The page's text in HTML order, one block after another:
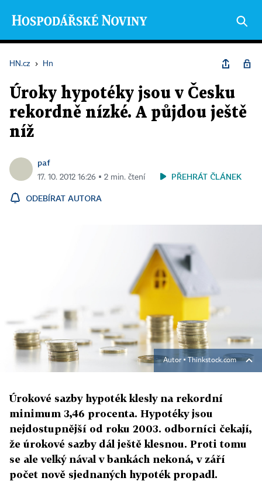
HN.cz › Hn
Úroky hypotéky jsou v Česku
rekordně nízké. A půjdou ještě
níž
paf
17. 10. 2012 16:26 ▪ 2 min. čtení PŘEHRÁT ČLÁNEK
ODEBÍRAT AUTORA
Autor ▪ Thinkstock.com
Úrokové sazby hypoték klesly na rekordní
minimum 3,46 procenta. Hypotéky jsou
nejdostupnější od roku 2003. odborníci čekají,
že úrokové sazby dál ještě klesnou. Proti tomu
se ale velký nával v bankách nekoná, v září
počet nově sjednaných hypoték propadl.